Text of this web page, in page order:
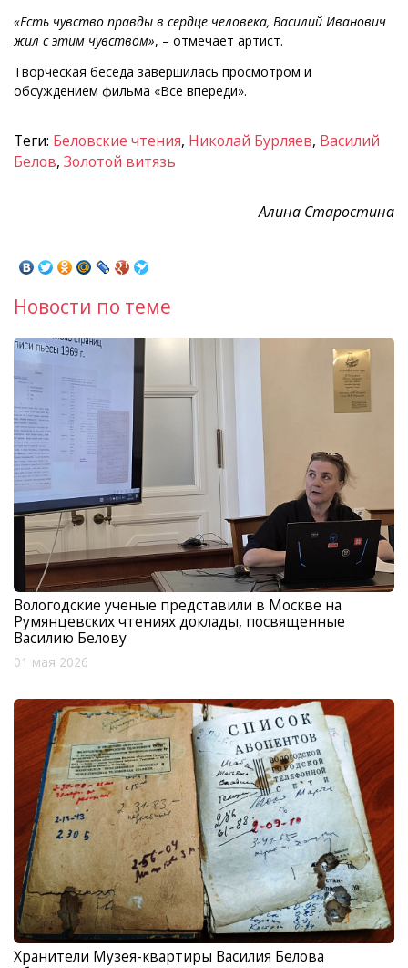
«Есть чувство правды в сердце человека, Василий Иванович
жил с этим чувством», – отмечает артист.
Творческая беседа завершилась просмотром и
обсуждением фильма «Все впереди».
Теги: Беловские чтения, Николай Бурляев, Василий
Белов, Золотой витязь
Алина Старостина
Новости по теме
Вологодские ученые представили в Москве на
Румянцевских чтениях доклады, посвященные
Василию Белову
01 мая 2026
Хранители Музея-квартиры Василия Белова